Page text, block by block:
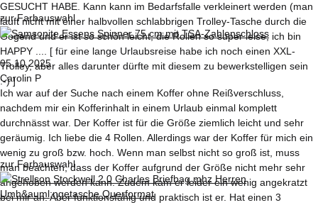
GESUCHT HABE. Kann kann im Bedarfsfalle verkleinert werden (man
läuft nicht mit einer halbvollen schlabbrigen Trolley-Tasche durch die
Gegend und er ist so schön leicht, die Rollen so super leise, ich bin
HAPPY .... [ für eine lange Urlaubsreise habe ich noch einen XXL-
Trolley, aber alles darunter dürfte mit diesem zu bewerkstelligen sein
:-) ]
zur Farbauswahl
05.10.2025
Carolin P
Ich war auf der Suche nach einem Koffer ohne Reißverschluss,
nachdem mir ein Kofferinhalt in einem Urlaub einmal komplett
durchnässt war. Der Koffer ist für die Größe ziemlich leicht und sehr
geräumig. Ich liebe die 4 Rollen. Allerdings war der Koffer für mich ein
wenig zu groß bzw. hoch. Wenn man selbst nicht so groß ist, muss
man beachten, dass der Koffer aufgrund der Größe nicht mehr sehr
angehoben werden kann. Zudem kam er leider ein wenig angekratzt
bei mir an. Aber funktionsfähig und praktisch ist er. Hat einen 3
zur Farbauswahl